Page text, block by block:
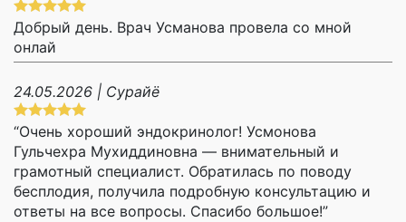
Добрый день. Врач Усманова провела со мной
онлай
24.05.2026 | Сурайё
“Очень хороший эндокринолог! Усмонова
Гульчехра Мухиддиновна — внимательный и
грамотный специалист. Обратилась по поводу
бесплодия, получила подробную консультацию и
ответы на все вопросы. Спасибо большое!”